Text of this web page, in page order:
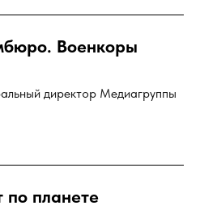
Военкоры
директор Медиагруппы
по планете